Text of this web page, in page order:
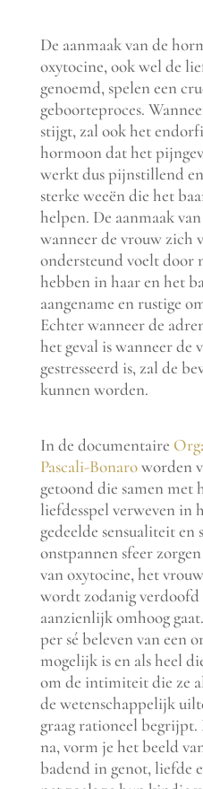
De aanmaak van de
oxytocine, ook wel de
genoemd, spelen een
geboorteproces.
stijgt, zal ook het
hormoon dat het
werkt dus pijnstillend
sterke weeën die het
helpen. De aanmaak
wanneer de vrouw zich
ondersteund voelt door
hebben in haar en het
aangename en rustige
Echter wanneer de
het geval is wanneer de
gestresseerd is, zal de
kunnen worden.
In de documentaire
Pascali-Bonaroworden
getoond die samen met
liefdesspel verweven in
gedeelde sensualiteit
onstpannen sfeer
van oxytocine, het
wordt zodanig
aanzienlijk omhoog
per sé beleven van een
mogelijk is en als heel
om de intimiteit die ze
de wetenschappelijk
graag rationeel begrijpt.
na, vorm je het beeld
badend in genot, liefde